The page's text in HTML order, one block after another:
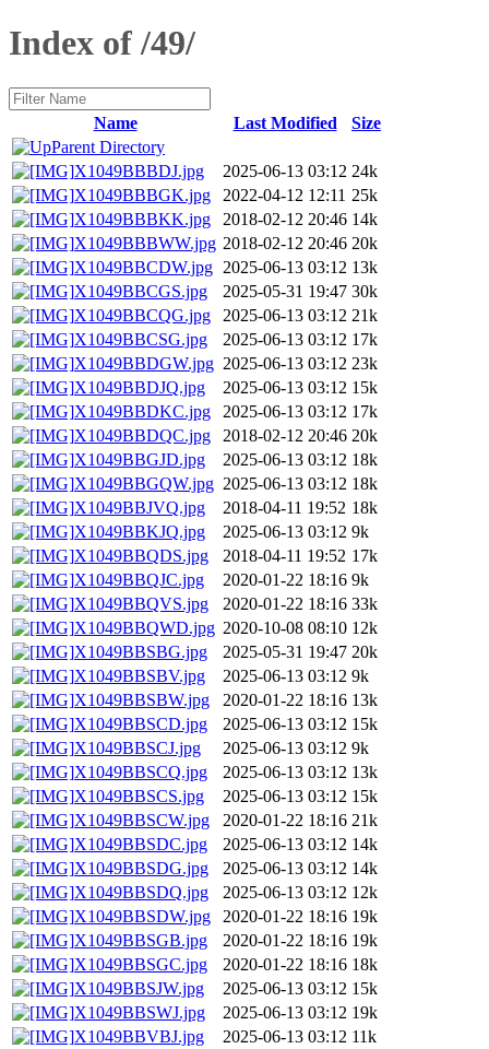
Index of /49/
Name Last Modified
Size
Parent Directory
X1049BBBDJ.jpg
2025-06-13 03:12 24k
X1049BBBGK.jpg
2022-04-12 12:11 25k
X1049BBBKK.jpg
2018-02-12 20:46 14k
X1049BBBWW.jpg 2018-02-12 20:46 20k
X1049BBCDW.jpg 2025-06-13 03:12 13k
X1049BBCGS.jpg
2025-05-31 19:47 30k
X1049BBCQG.jpg
2025-06-13 03:12 21k
X1049BBCSG.jpg
2025-06-13 03:12 17k
X1049BBDGW.jpg 2025-06-13 03:12 23k
X1049BBDJQ.jpg
2025-06-13 03:12 15k
X1049BBDKC.jpg
2025-06-13 03:12 17k
X1049BBDQC.jpg
2018-02-12 20:46 20k
X1049BBGJD.jpg
2025-06-13 03:12 18k
X1049BBGQW.jpg 2025-06-13 03:12 18k
X1049BBJVQ.jpg
2018-04-11 19:52 18k
X1049BBKJQ.jpg
2025-06-13 03:12 9k
X1049BBQDS.jpg
2018-04-11 19:52 17k
X1049BBQJC.jpg
2020-01-22 18:16 9k
X1049BBQVS.jpg
2020-01-22 18:16 33k
X1049BBQWD.jpg 2020-10-08 08:10 12k
X1049BBSBG.jpg
2025-05-31 19:47 20k
X1049BBSBV.jpg
2025-06-13 03:12 9k
X1049BBSBW.jpg
2020-01-22 18:16 13k
X1049BBSCD.jpg
2025-06-13 03:12 15k
X1049BBSCJ.jpg
2025-06-13 03:12 9k
X1049BBSCQ.jpg
2025-06-13 03:12 13k
X1049BBSCS.jpg
2025-06-13 03:12 15k
X1049BBSCW.jpg
2020-01-22 18:16 21k
X1049BBSDC.jpg
2025-06-13 03:12 14k
X1049BBSDG.jpg
2025-06-13 03:12 14k
X1049BBSDQ.jpg
2025-06-13 03:12 12k
X1049BBSDW.jpg
2020-01-22 18:16 19k
X1049BBSGB.jpg
2020-01-22 18:16 19k
X1049BBSGC.jpg
2020-01-22 18:16 18k
X1049BBSJW.jpg
2025-06-13 03:12 15k
X1049BBSWJ.jpg
2025-06-13 03:12 19k
X1049BBVBJ.jpg
2025-06-13 03:12 11k